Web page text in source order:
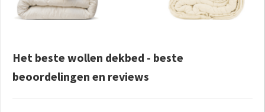
Het beste wollen dekbed - beste
beoordelingen en reviews